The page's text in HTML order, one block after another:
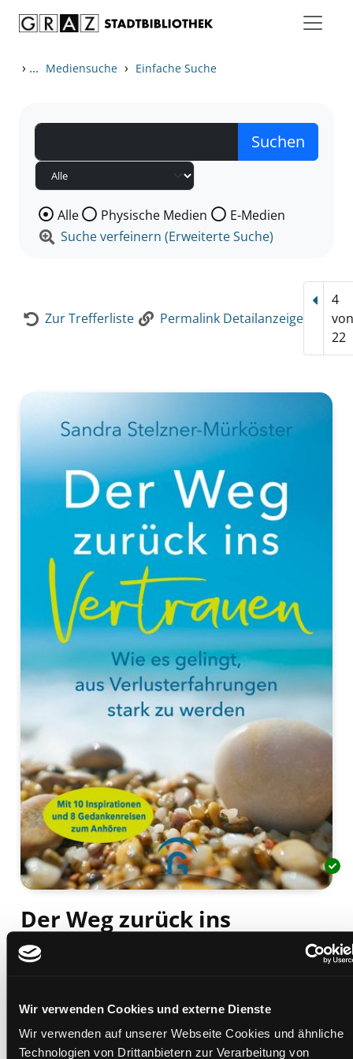
Wir verwenden Cookies und externe Dienste
Wir verwenden auf unserer Webseite Cookies und ähnliche
Technologien von Drittanbietern zur Verarbeitung von
› ... Mediensuche › Einfache Suche
Wählen Sie die Medienart nach der Sie suchen wollen.
Alle Physische Medien
E-Medien
Suche verfeinern (Erweiterte Suche)
Zur Trefferliste Permalink Detailanzeige
4
22
Der Weg zurück ins
Vertrauen
zum Anhören
Mediengruppe:Sachbuch
Verfasser:Suche nach diesem Verfasser
Stelzner-Mürköster, Sandra (Verfasser)